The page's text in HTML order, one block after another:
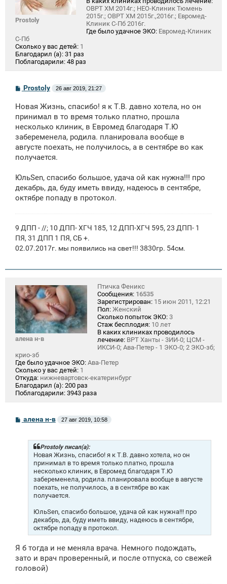
Prostoly
ОВРТ ХМ 2014г.; НЕО-Клиник Тюмень
2015г.; ОВРТ ХМ 2015г.,2016г.; Евромед-
Клиник С-Пб 2016г.
Где было удачное ЭКО: Евромед-Клиник
С-Пб
Сколько у вас детей: 1
Благодарил (а): 31 раз
Поблагодарили: 48 раз
С
б
щ
е
н
и
Prostoly 26 авг 2019, 21:27
Новая Жизнь, спасибо! я к Т.В. давно хотела, но он
принимал в то время только платно, прошла
несколько клиник, в Евромед благодаря Т.Ю
забеременела, родила. планировала вообще в
августе поехать, не получилось, а в сентябре во как
получается.
ЮльSen, спасибо большое, удача ой как нужна!!! про
декабрь, да, буду иметь ввиду, надеюсь в сентябре,
октябре попаду в протокол.
9 ДПП - //; 10 ДПП- ХГЧ 185, 12 ДПП-ХГЧ 595, 23 ДПП- 1
ПЯ, 31 ДПП 1 ПЯ, СБ +.
02.07.2017г. мы появились на свет!!! 3830гр. 54см.
алена н-в
Птичка Феникс
Сообщения: 16535
Зарегистрирован: 15 июн 2011, 12:21
Пол: Женский
Сколько попыток ЭКО: 3
Стаж бесплодия: 10 лет
В каких клиниках проводилось
лечение: ВРТ Ханты - 3ИИ-0; ЦСМ -
ИКСИ-0; Ава-Петер - 1 ЭКО-0; 2 ЭКО-зб;
крио-зб
Где было удачное ЭКО: Ава-Петер
Сколько у вас детей: 1
Откуда: нижневартовск-екатеринбург
Благодарил (а): 200 раз
Поблагодарили: 3943 раза
С
о
алена н-в 27 авг 2019, 10:58
Prostoly писал(а):
Новая Жизнь, спасибо! я к Т.В. давно хотела, но он
принимал в то время только платно, прошла
несколько клиник, в Евромед благодаря Т.Ю
забеременела, родила. планировала вообще в августе
поехать, не получилось, а в сентябре во как
получается.
ЮльSen, спасибо большое, удача ой как нужна!!! про
декабрь, да, буду иметь ввиду, надеюсь в сентябре,
октябре попаду в протокол.
Я б тогда и не меняла врача. Немного подождать,
зато и врач проверенный, и после отпуска, со свежей
головой)